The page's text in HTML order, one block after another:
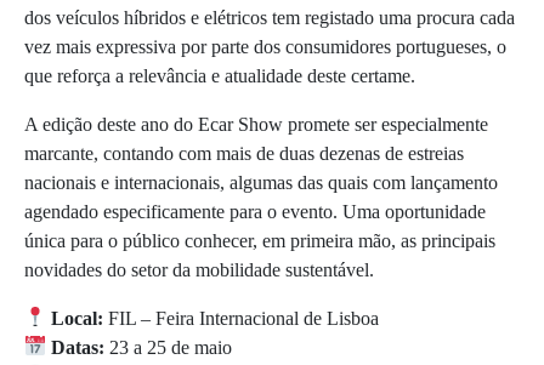
dos veículos híbridos e elétricos tem registado uma procura cada
vez mais expressiva por parte dos consumidores portugueses, o
que reforça a relevância e atualidade deste certame.
A edição deste ano do Ecar Show promete ser especialmente
marcante, contando com mais de duas dezenas de estreias
nacionais e internacionais, algumas das quais com lançamento
agendado especificamente para o evento. Uma oportunidade
única para o público conhecer, em primeira mão, as principais
novidades do setor da mobilidade sustentável.
Local: FIL – Feira Internacional de Lisboa
Datas: 23 a 25 de maio